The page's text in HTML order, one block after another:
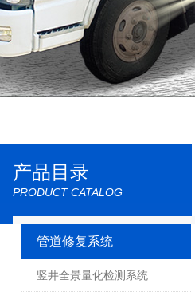
产品目录
PRODUCT CATALOG
管道修复系统
竖井全景量化检测系统